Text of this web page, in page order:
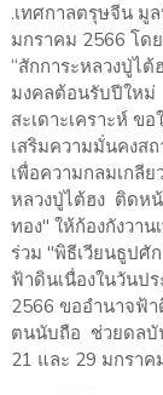
.เทศกาลตรุษจีน มู
มกราคม 2566 โ
“สักการะหลวงปู่ไต้
มงคลต้อนรับปีใหม่
สะเดาะเคราะห์ ข
เสริมความมั่นคงส
เพื่อความกลมเกลี
หลวงปู่ไต้ฮง ติดห
ทอง" ให้ก้องกังวาน
ร่วม "พิธีเวียนธูปศั
ฟ้าดินเนื่องในวันป
2566 ขออำนาจฟ้
ตนนับถือ ช่วยดลบั
21 และ 29 มกราค